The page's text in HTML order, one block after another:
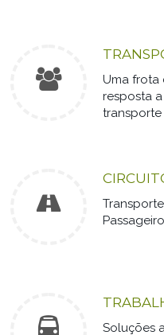
Uma frota
resposta
transporte
Soluções